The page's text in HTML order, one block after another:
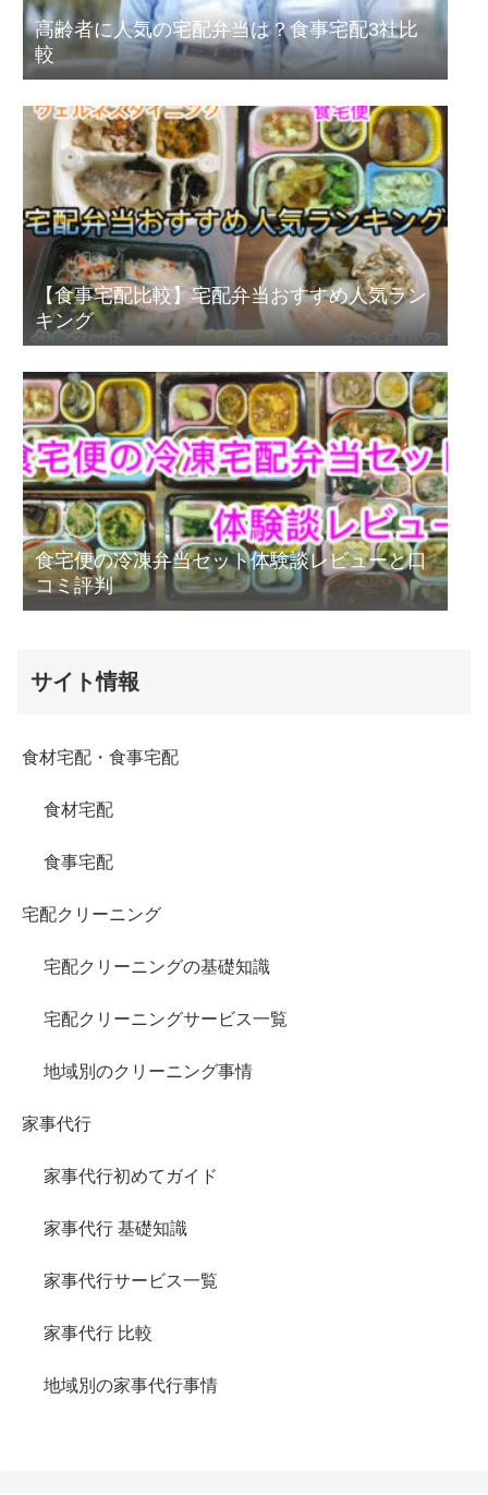
高齢者に人気の宅配弁当は？食事宅配3社比
較
【食事宅配比較】宅配弁当おすすめ人気ラン
キング
食宅便の冷凍弁当セット体験談レビューと口
コミ評判
サイト情報
食材宅配・食事宅配
食材宅配
食事宅配
宅配クリーニング
宅配クリーニングの基礎知識
宅配クリーニングサービス一覧
地域別のクリーニング事情
家事代行
家事代行初めてガイド
家事代行 基礎知識
家事代行サービス一覧
家事代行 比較
地域別の家事代行事情